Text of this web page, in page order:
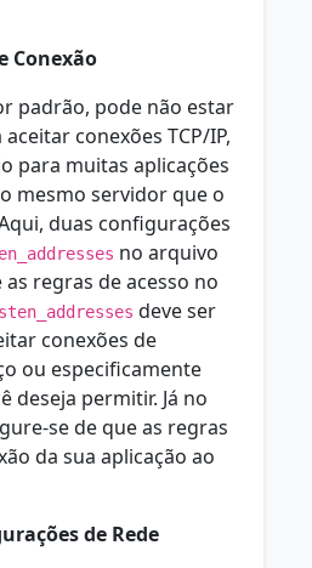
Conexão
padrão, pode não estar
conexões TCP/IP,
para muitas aplicações
mesmo servidor que o
duas configurações
no arquivo
as regras de acesso no
deve ser
conexões de
ou especificamente
deseja permitir. Já no
se de que as regras
da sua aplicação ao
de Rede